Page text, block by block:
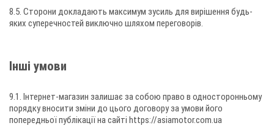
8.5. Сторони докладають максимум зусиль для вирішення будь-
яких суперечностей виключно шляхом переговорів.
Інші умови
9.1. Інтернет-магазин залишає за собою право в односторонньому
порядку вносити зміни до цього договору за умови його
попередньої публікації на сайті https://asiamotor.com.ua